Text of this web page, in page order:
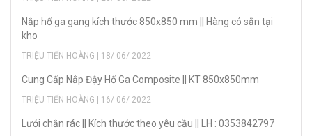
Nắp hố ga gang kích thước 850x850 mm || Hàng có sẵn tại
kho
TRIỆU TIẾN HOÀNG | 18/ 06/ 2022
Cung Cấp Nắp Đậy Hố Ga Composite || KT 850x850mm
TRIỆU TIẾN HOÀNG | 16/ 06/ 2022
Lưới chắn rác || Kích thước theo yêu cầu || LH : 0353842797